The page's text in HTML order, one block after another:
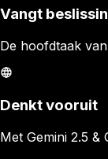
Vangt
De hoofdtaak
Denkt vooruit
Met Gemini 2.5